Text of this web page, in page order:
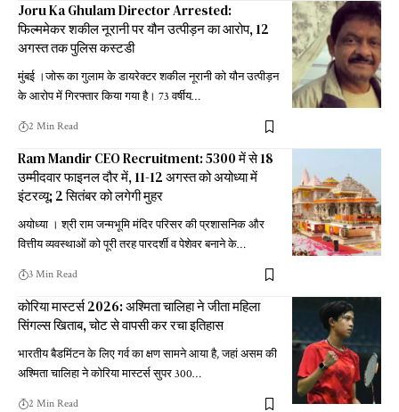
Joru Ka Ghulam Director Arrested:
फिल्ममेकर शकील नूरानी पर यौन उत्पीड़न का आरोप, 12
अगस्त तक पुलिस कस्टडी
मुंबई ।जोरू का गुलाम के डायरेक्टर शकील नूरानी को यौन उत्पीड़न
के आरोप में गिरफ्तार किया गया है। 73 वर्षीय…
2 Min Read
Ram Mandir CEO Recruitment: 5300 में से 18
उम्मीदवार फाइनल दौर में, 11-12 अगस्त को अयोध्या में
इंटरव्यू; 2 सितंबर को लगेगी मुहर
अयोध्या । श्री राम जन्मभूमि मंदिर परिसर की प्रशासनिक और
वित्तीय व्यवस्थाओं को पूरी तरह पारदर्शी व पेशेवर बनाने के…
3 Min Read
कोरिया मास्टर्स 2026: अश्मिता चालिहा ने जीता महिला
सिंगल्स खिताब, चोट से वापसी कर रचा इतिहास
भारतीय बैडमिंटन के लिए गर्व का क्षण सामने आया है, जहां असम की
अश्मिता चालिहा ने कोरिया मास्टर्स सुपर 300…
2 Min Read